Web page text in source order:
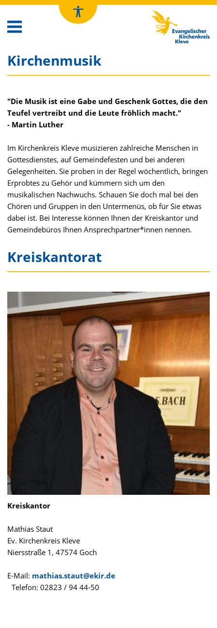
Kirchenkreis Kleve
Kirchenmusik
"Die Musik ist eine Gabe und Geschenk Gottes, die den
Teufel vertreibt und die Leute fröhlich macht."
- Martin Luther
Im Kirchenkreis Kleve musizieren zahlreiche Menschen in
Gottesdienstes, auf Gemeindefesten und bei anderen
Gelegenheiten. Sie proben in der Regel wöchentlich, bringen
Erprobtes zu Gehör und kümmern sich um den
musikalischen Nachwuchs. Schauen Sie doch mal bei den
Chören und Gruppen in den Untermenüs, ob für Sie etwas
dabei ist. Bei Interesse können Ihnen der Kreiskantor und
Gemeindebüros Ihnen Ansprechpartner*innen nennen.
Kreiskantorat
Kreiskantor
Mathias Staut
Ev. Kirchenkreis Kleve
Niersstraße 1, 47574 Goch
E-Mail: mathias.staut@ekir.de
Telefon: 02823 / 94 44-50